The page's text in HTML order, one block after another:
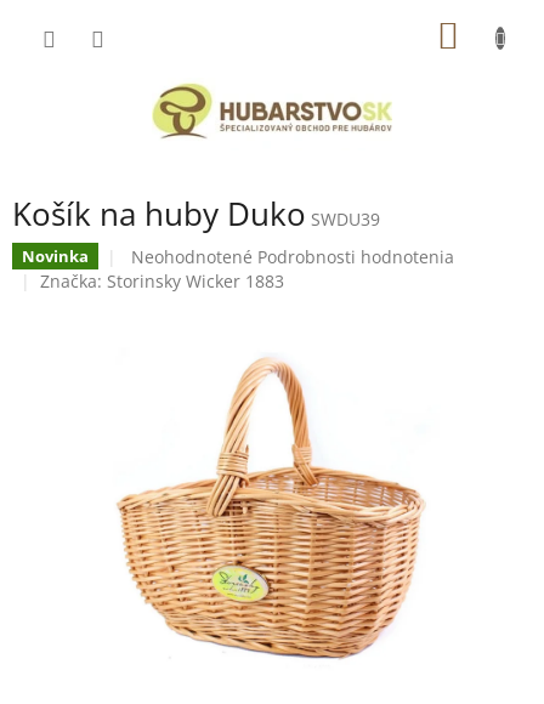
Košík na huby Duko SWDU39
Novinka
Priemerné
hodnotenie
Neohodnotené Podrobnosti hodnotenia
Značka: Storinsky Wicker 1883